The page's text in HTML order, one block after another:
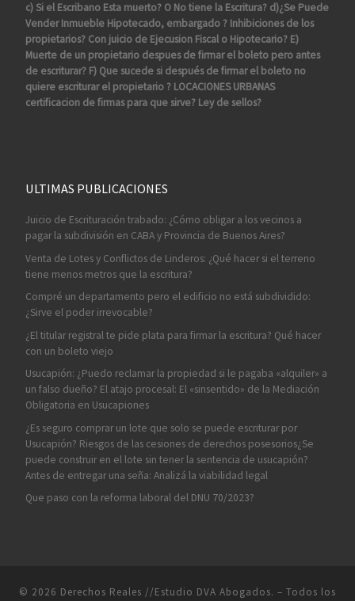
c) Si el Escribano Esta muerto? O No tiene la Escritura? d)¿Se Puede
Vender Inmueble Hipotecado, embargado ? Inhibiciones de los
propietarios? Con juicio de Ejecusion Fiscal o Hipotecario? E)
Muerte de un propietario despues de firmar el boleto pero antes
de escriturar? F) Que sucede si después de firmar el boleto no
quiere escriturar el propietario ? LOCACIONES URBANAS
certificacion de firmas para que sirve? Ley de sellos?
ULTIMAS PUBLICACIONES
Juicio de Escrituración trabado: ¿Cómo obligar a los vecinos a
pagar la subdivisión en CABA y Provincia de Buenos Aires?
Venta de Lotes y Conflictos de Linderos: ¿Qué hacer si el terreno
tiene menos metros que la escritura?
Compré un departamento pero el edificio no está subdividido:
¿Sirve el poder irrevocable?
¿El titular registral te pide plata para firmar la escritura? Qué hacer
con un boleto viejo
Usucapión: ¿Puedo reclamar la propiedad si le pagaba «alquiler» a
un falso dueño? El atajo procesal: El «sinsentido» de la Mediación
Obligatoria en Usucapiones
¿Es seguro comprar un lote que solo se puede escriturar por
Usucapión? Riesgos de las cesiones de derechos posesorios¿Se
puede construir en el lote sin tener la sentencia de usucapión?
Antes de entregar una seña: Analizá la viabilidad legal
Que paso con la reforma laboral del DNU 70/2023?
© 2026 Derechos Reales //Estudio DVA Abogados. – Todos los